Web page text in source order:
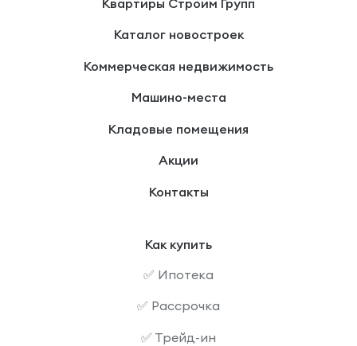
Каталог новостроек
Коммерческая недвижимость
Машино-места
Кладовые помещения
Акции
Контакты
Как купить
✅ Ипотека
✅ Рассрочка
✅ Трейд-ин